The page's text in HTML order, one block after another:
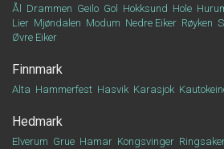
Ål Drammen Geilo Gol Hokksund Hole
Lier Mjøndalen Modum Nedre Eiker Røyken
Øvre Eiker
Finnmark
Alta Hammerfest Hasvik Karasjok
Hedmark
Elverum Grue Hamar Kongsvinger